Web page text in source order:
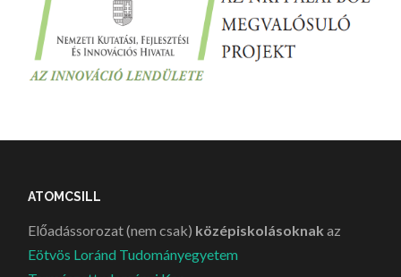
ATOMCSILL
Előadássorozat (nem csak) középiskolásoknak az
Eötvös Loránd Tudományegyetem